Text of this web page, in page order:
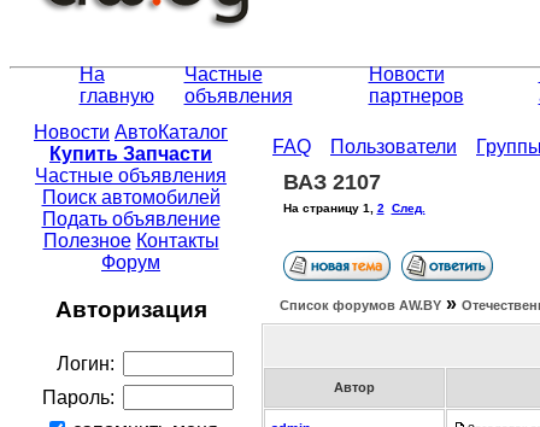
На
главную
Частные
объявления
Новости
партнеров
Новости АвтоКаталог
Купить Запчасти
Частные объявления
Поиск автомобилей
Подать объявление
Полезное Контакты
Форум
Авторизация
Логин:
Пароль:
FAQ Пользователи
ВАЗ 2107
На страницу 1 2 След.
Список форумов АW.BY »
Автор